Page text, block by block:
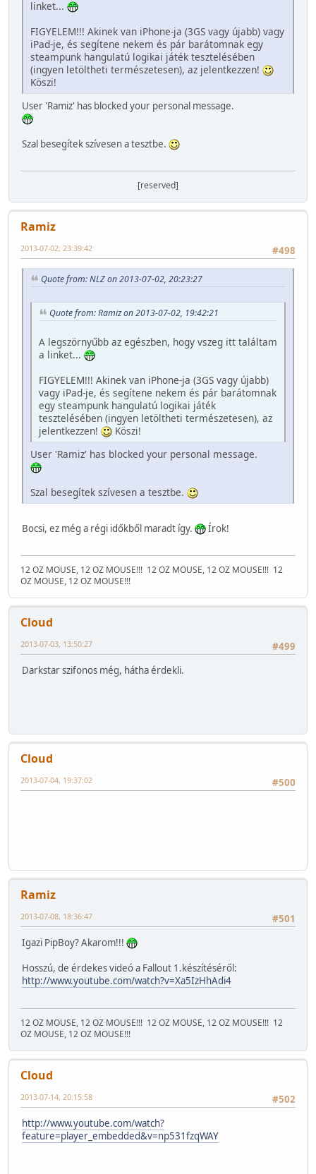
linket...
FIGYELEM!!! Akinek van iPhone-ja (3GS vagy újabb) vagy
iPad-je, és segítene nekem és pár barátomnak egy
steampunk hangulatú logikai játék tesztelésében
(ingyen letöltheti természetesen), az jelentkezzen!
Köszi!
User 'Ramiz' has blocked your personal message.
Szal besegítek szívesen a tesztbe.
[reserved]
Ramiz
#498
2013-07-02, 23:39:42
Quote from: NLZ on 2013-07-02, 20:23:27
Quote from: Ramiz on 2013-07-02, 19:42:21
A legszörnyűbb az egészben, hogy vszeg itt találtam
a linket...
FIGYELEM!!! Akinek van iPhone-ja (3GS vagy újabb)
vagy iPad-je, és segítene nekem és pár barátomnak
egy steampunk hangulatú logikai játék
tesztelésében (ingyen letöltheti természetesen), az
jelentkezzen!
Köszi!
User 'Ramiz' has blocked your personal message.
Szal besegítek szívesen a tesztbe.
Bocsi, ez még a régi időkből maradt így. Írok!
12 OZ MOUSE, 12 OZ MOUSE!!! 12 OZ MOUSE, 12 OZ MOUSE!!! 12
OZ MOUSE, 12 OZ MOUSE!!!
Cloud
#499
2013-07-03, 13:50:27
Darkstar szifonos még, hátha érdekli.
Cloud
#500
2013-07-04, 19:37:02
Ramiz
#501
2013-07-08, 18:36:47
Igazi PipBoy? Akarom!!!
Hosszú, de érdekes videó a Fallout 1.készítéséről:
http://www.youtube.com/watch?v=Xa5IzHhAdi4
12 OZ MOUSE, 12 OZ MOUSE!!! 12 OZ MOUSE, 12 OZ MOUSE!!! 12
OZ MOUSE, 12 OZ MOUSE!!!
Cloud
#502
2013-07-14, 20:15:58
http://www.youtube.com/watch?
feature=player_embedded&v=np531fzqWAY